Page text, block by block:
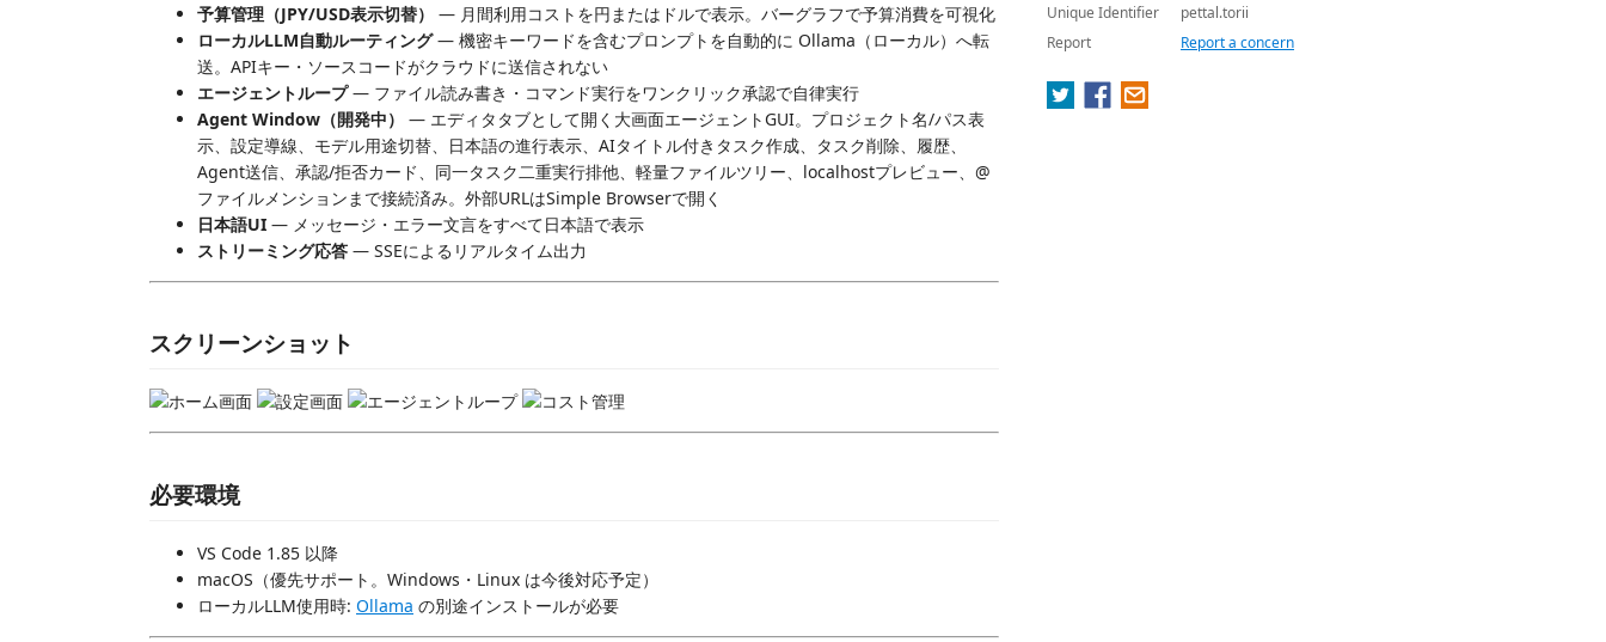
予算管理（JPY/USD表示切替）
— 月間利用コストを円またはドルで表示。バーグラフで予算消費を可視化
ローカルLLM自動ルーティング— 機密キーワードを含むプロンプトを自動的に Ollama（ローカル）へ転
送。APIキー・ソースコードがクラウドに送信されない
エージェントループ— ファイル読み書き・コマンド実行をワンクリック承認で自律実行
Agent Window（開発中）
— エディタタブとして開く大画面エージェントGUI。プロジェクト名/パス表
示、設定導線、モデル用途切替、日本語の進行表示、AIタイトル付きタスク作成、タスク削除、履歴、
Agent送信、承認/拒否カード、同一タスク二重実行排他、軽量ファイルツリー、localhostプレビュー、@
ファイルメンションまで接続済み。外部URLはSimple Browserで開く
日本語UI — メッセージ・エラー文言をすべて日本語で表示
ストリーミング応答 — SSEによるリアルタイム出力
スクリーンショット
必要環境
VS Code 1.85 以降
macOS（優先サポート。Windows・Linux は今後対応予定）
ローカルLLM使用時: Ollama の別途インストールが必要
Unique Identifier
pettal.torii
Report
Report a concern